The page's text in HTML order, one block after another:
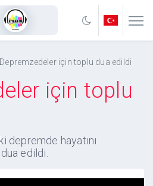
Depremzedeler için toplu dua edildi
için toplu
depremde hayatını
edildi.